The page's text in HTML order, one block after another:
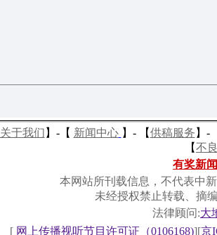
关于我们 】-【 新闻中心 】- 【供稿服务 】-
【不
有奖新
本网站所刊载信息，不代表中
未经授权禁止转载、摘
法律顾问:大
[ 网上传播视听节目许可证（0106168)][京